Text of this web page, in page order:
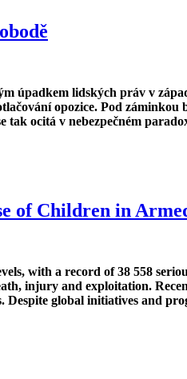
úpadkem lidských práv v
opozice. Pod záminkou
ocitá v nebezpečném
of Children in
with a record of 38 558
injury and exploitation.
global initiatives and